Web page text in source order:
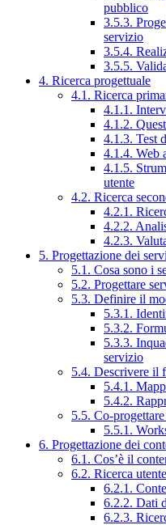
pubblico
3.5.3.
servizio
3.5.4.
3.5.5.
4. Ricerca progettuale
4.1. Ricerca
4.1.1.
4.1.2.
4.1.3. Test
4.1.4. Web
4.1.5.
utente
4.2. Ricerca
4.2.1.
4.2.2.
4.2.3.
5. Progettazione dei
5.1. Cosa sono i
5.2. Progettare
5.3. Definire il
5.3.1.
5.3.2.
5.3.3.
servizio
5.4. Descrivere il
5.4.1.
5.4.2.
5.5. Co-
5.5.1.
6. Progettazione dei
6.1. Cos’è il
6.2. Ricerca
6.2.1.
6.2.2. Dati
6.2.3.